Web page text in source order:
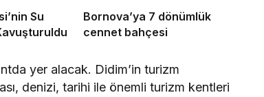
Su
Bornova’ya 7 dönümlük
cennet bahçesi
yer alacak. Didim’in turizm
denizi, tarihi ile önemli turizm kentleri